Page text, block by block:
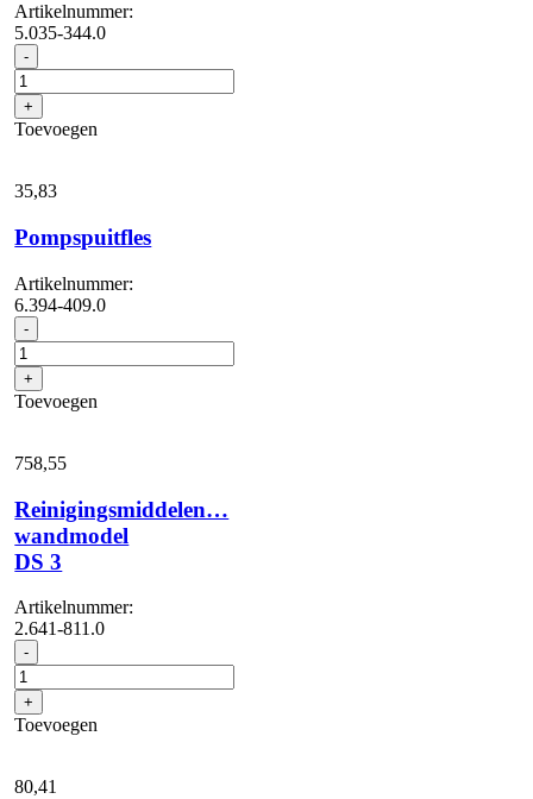
Artikelnummer:
5.035-344.0
- KIK-
sleutel,
geel
aantal
+
Toevoegen
35,83
Pompspuitfles
Artikelnummer:
6.394-409.0
- Pompspuitfles
aantal
+
Toevoegen
758,55
Reinigingsmiddelen…
wandmodel
DS 3
Artikelnummer:
2.641-811.0
- Reinigingsmiddelen...
wandmodel
DS
3
aantal
+
Toevoegen
80,41